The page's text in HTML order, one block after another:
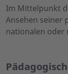
Im Mittelpunkt
Ansehen seiner
nationalen oder